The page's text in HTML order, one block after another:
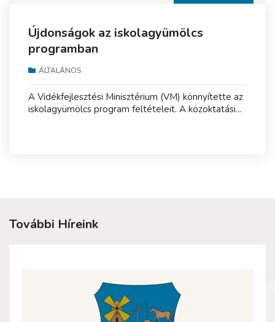
Újdonságok az iskolagyümölcs
programban
ÁLTALÁNOS
A Vidékfejlesztési Minisztérium (VM) könnyítette az
iskolagyümölcs program feltételeit. A közoktatási...
További Híreink